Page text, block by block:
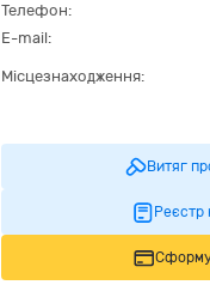
Телефон:
E-mail:
Місцезнаходження:
Витяг
Реєстр